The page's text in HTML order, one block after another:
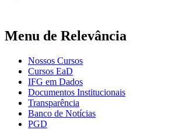
Menu de Relevância
Nossos Cursos
Cursos EaD
IFG em Dados
Documentos Institucionais
Transparência
Banco de Notícias
PGD